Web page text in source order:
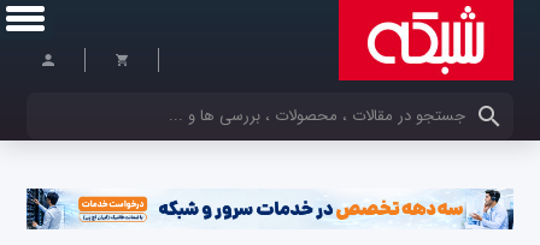
کلمات کلیدی خود را وارد کنید